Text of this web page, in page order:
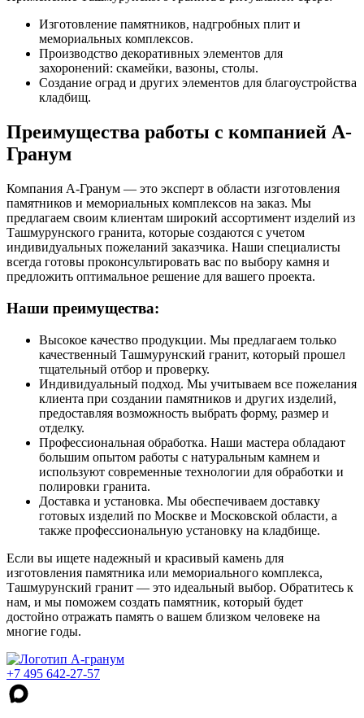
Изготовление памятников, надгробных плит и
мемориальных комплексов.
Производство декоративных элементов для
захоронений: скамейки, вазоны, столы.
Создание оград и других элементов для благоустройства
кладбищ.
Преимущества работы с компанией А-
Гранум
Компания А-Гранум — это эксперт в области изготовления
памятников и мемориальных комплексов на заказ. Мы
предлагаем своим клиентам широкий ассортимент изделий из
Ташмурунского гранита, которые создаются с учетом
индивидуальных пожеланий заказчика. Наши специалисты
всегда готовы проконсультировать вас по выбору камня и
предложить оптимальное решение для вашего проекта.
Наши преимущества:
Высокое качество продукции. Мы предлагаем только
качественный Ташмурунский гранит, который прошел
тщательный отбор и проверку.
Индивидуальный подход. Мы учитываем все пожелания
клиента при создании памятников и других изделий,
предоставляя возможность выбрать форму, размер и
отделку.
Профессиональная обработка. Наши мастера обладают
большим опытом работы с натуральным камнем и
используют современные технологии для обработки и
полировки гранита.
Доставка и установка. Мы обеспечиваем доставку
готовых изделий по Москве и Московской области, а
также профессиональную установку на кладбище.
Если вы ищете надежный и красивый камень для
изготовления памятника или мемориального комплекса,
Ташмурунский гранит — это идеальный выбор. Обратитесь к
нам, и мы поможем создать памятник, который будет
достойно отражать память о вашем близком человеке на
многие годы.
+7 495 642-27-57